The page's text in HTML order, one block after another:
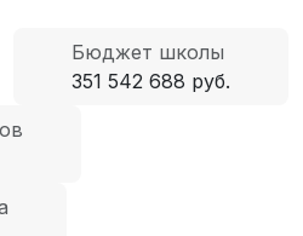
Бюджет школы
351 542 688 руб.